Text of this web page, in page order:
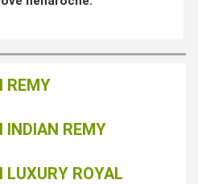
REMY
INDIAN REMY
ROYAL